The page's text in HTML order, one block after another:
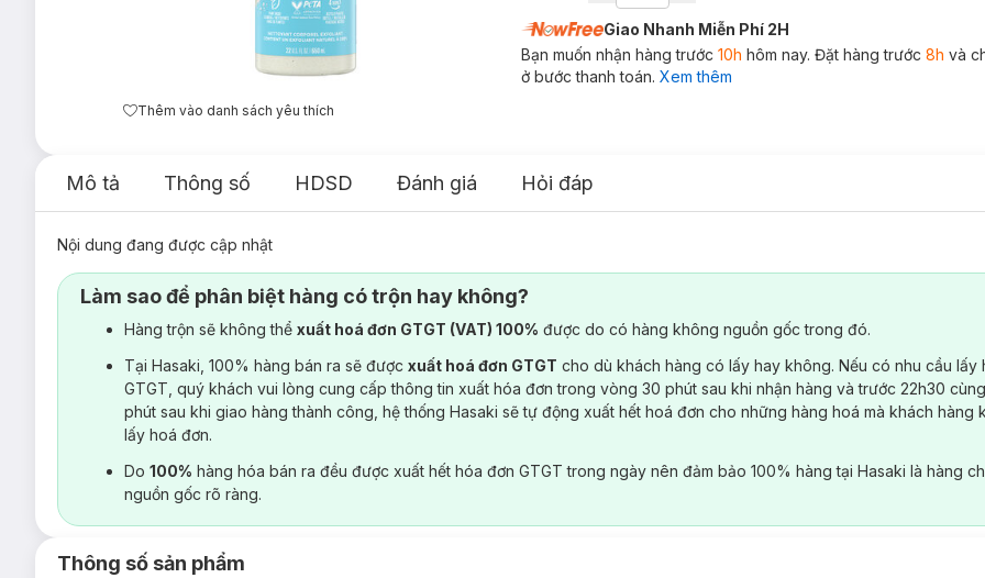
Thêm vào danh sách yêu thích
Giao Nhanh Miễn Phí 2H
Bạn muốn nhận hàng trước 10h hôm nay. Đặt hàng trước 8h và
ở bước thanh toán. Xem thêm
Mô tả Thông số HDSD Đánh giá Hỏi đáp
Nội dung đang được cập nhật
Làm sao để phân biệt hàng có trộn hay không?
Hàng trộn sẽ không thể xuất hoá đơn GTGT (VAT) 100% được do có hàng không nguồn gốc trong đó.
Tại Hasaki, 100% hàng bán ra sẽ được xuất hoá đơn GTGT cho dù khách hàng có lấy hay không. Nếu có nhu cầu lấy
GTGT, quý khách vui lòng cung cấp thông tin xuất hóa đơn trong vòng 30 phút sau khi nhận hàng và trước 22h30
phút sau khi giao hàng thành công, hệ thống Hasaki sẽ tự động xuất hết hoá đơn cho những hàng hoá mà khách hàng
lấy hoá đơn.
Do 100% hàng hóa bán ra đều được xuất hết hóa đơn GTGT trong ngày nên đảm bảo 100% hàng tại Hasaki là hàng
nguồn gốc rõ ràng.
Thông số sản phẩm